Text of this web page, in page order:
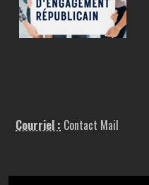
Courriel : Contact Mail